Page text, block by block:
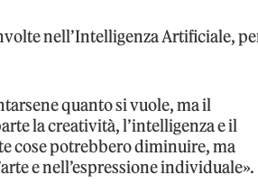
nell’Intelligenza Artificiale,
quanto si vuole, ma il
la creatività, l’intelligenza e il
cose potrebbero diminuire, ma
e nell’espressione individuale».